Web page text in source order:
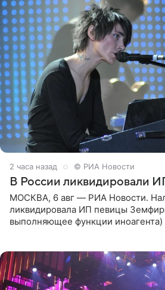
2 часа назад © РИА Новости
В России ликвидировали
МОСКВА, 6 авг — РИА Новости.
ликвидировала ИП певицы
выполняющее функции иноагента)